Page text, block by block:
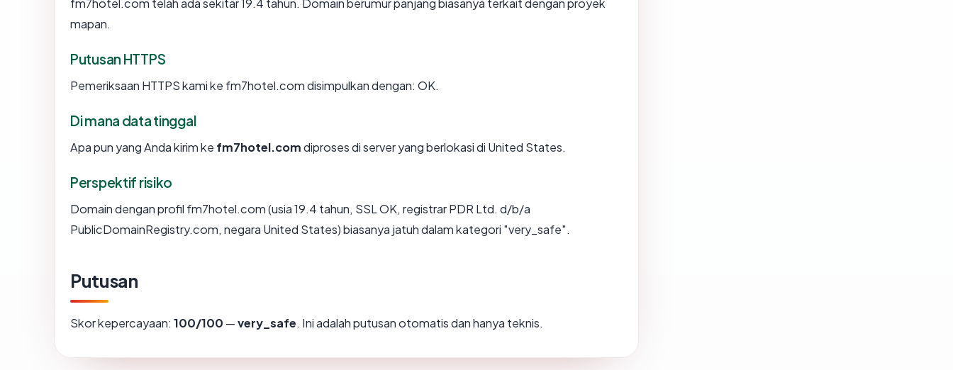
fm7hotel.com telah ada sekitar 19.4 tahun. Domain berumur panjang biasanya terkait dengan proyek
mapan.
Putusan HTTPS
Pemeriksaan HTTPS kami ke fm7hotel.com disimpulkan dengan: OK.
Di mana data tinggal
Apa pun yang Anda kirim ke fm7hotel.comdiproses di server yang berlokasi di United States.
Perspektif risiko
Domain dengan profil fm7hotel.com (usia 19.4 tahun, SSL OK, registrar PDR Ltd. d/b/a
PublicDomainRegistry.com, negara United States) biasanya jatuh dalam kategori "very_safe".
Putusan
Skor kepercayaan: 100/100 —very_safe. Ini adalah putusan otomatis dan hanya teknis.